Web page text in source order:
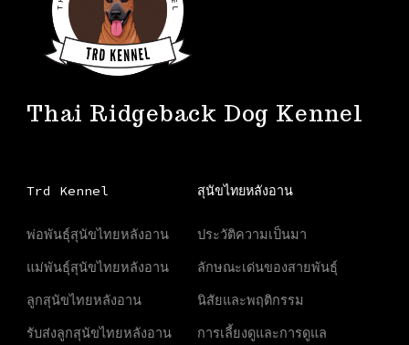
Thai Ridgeback Dog Kennel
Trd Kennel
พ่อพันธุ์สุนัขไทยหลังอาน
แม่พันธุ์สุนัขไทยหลังอาน
ลูกสุนัขไทยหลังอาน
รับส่งลูกสุนัขไทยหลังอาน
สุนัขไทยหลังอาน
ประวัติความเป็นมา
ลักษณะเด่นของสายพันธุ์
นิสัยและพฤติกรรม
การเลี้ยงดูและการดูแล